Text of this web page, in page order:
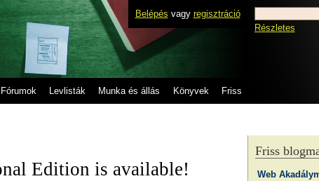
Belépés vagy regisztráció
Fórumok Levlisták Munka és állás Könyvek Friss
Részletes
Edition is available!
Friss
Web